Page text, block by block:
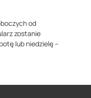
od
zostanie
lub niedzielę –